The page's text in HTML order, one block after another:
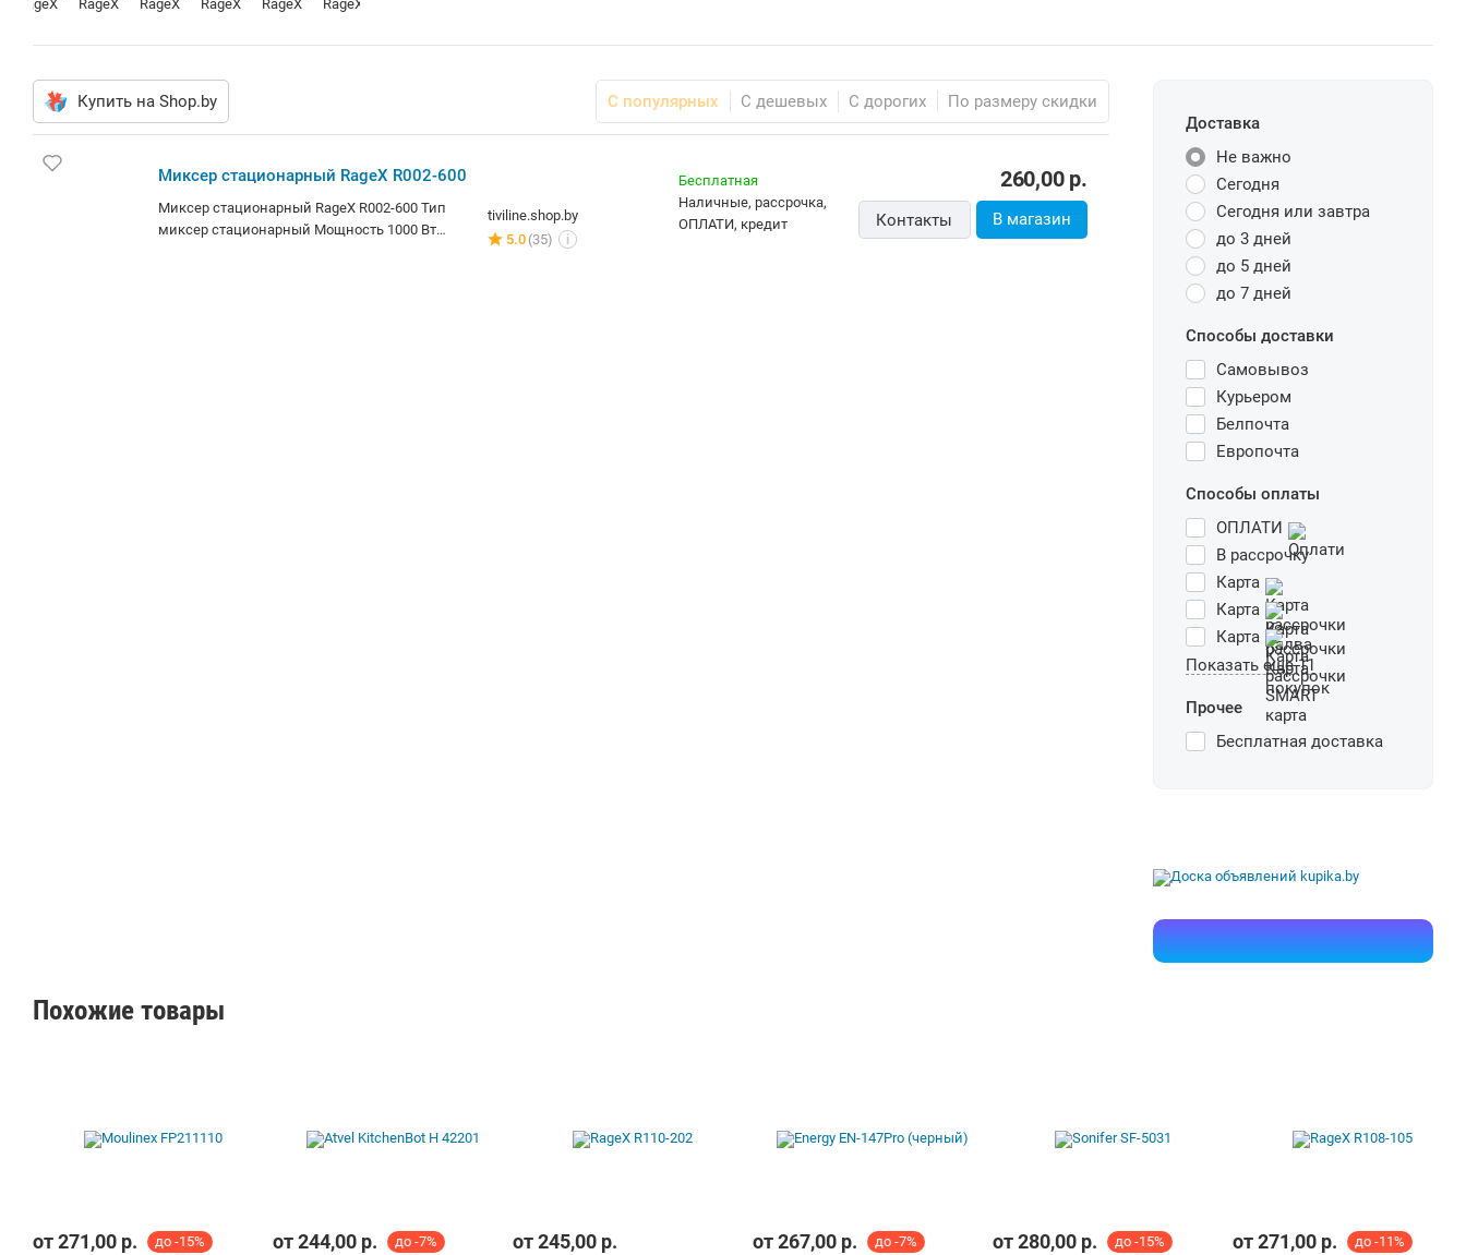
Купить на Shop.by С популярных С дешевых С дорогих По размеру скидки
Миксер стационарный RageX R002-600
Миксер стационарный RageX R002-600 Тип
миксер стационарный Мощность 1000 Вт
tiviline.shop.by
5.0 (35) i
Бесплатная
наличные, рассрочка,
ОПЛАТИ, кредит
260,00р.
Контакты В магазин
Доставка
Не важно
Сегодня
Сегодня или завтра
до 3 дней
до 5 дней
до 7 дней
Способы доставки
Самовывоз
Курьером
Белпочта
Европочта
Способы оплаты
ОПЛАТИ
В рассрочку
Карта
Карта
Карта
Показать еще 11
Прочее
Бесплатная доставка
Похожие товары
от271,00 р. до -15% от244,00 р. до -7% от245,00 р. от267,00 р. до -7% от280,00 р. до -15% от271,00 р. до -11%